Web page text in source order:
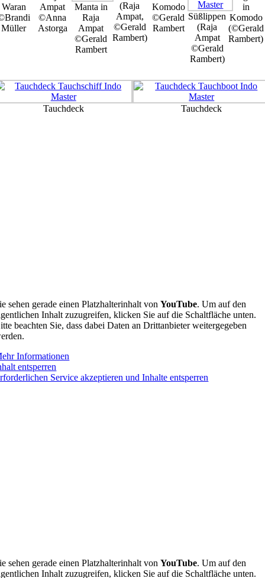
Waran
Müller
Ampat
©Anna
Astorga
Manta in
Raja
Ampat
©Gerald
Rambert
(Raja
Ampat,
©Gerald
Rambert)
Komodo
©Gerald
Rambert
Süßlippen
(Raja
Ampat
©Gerald
Rambert)
in
Komodo
(©Gerald
Rambert)
Tauchdeck Tauchdeck
sehen gerade einen Platzhalterinhalt vonYouTube. Um auf den
Inhalt zuzugreifen, klicken Sie auf die Schaltfläche unten.
beachten Sie, dass dabei Daten an Drittanbieter weitergegeben
Informationen
entsperren
Service akzeptieren und Inhalte entsperren
sehen gerade einen Platzhalterinhalt vonYouTube. Um auf den
Inhalt zuzugreifen, klicken Sie auf die Schaltfläche unten.